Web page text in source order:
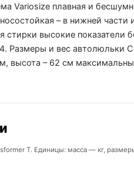
Variosize плавная и
– в нижней
стирки высокие показатели
Размеры и вес автолюльки
высота – 62 см
T. Единицы: масса — кг,